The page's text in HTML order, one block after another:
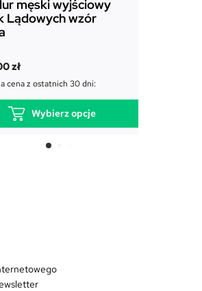
męski wyjściowy
Lądowych wzór
zł
cena z ostatnich 30 dni:
Wybierz opcje
e
m